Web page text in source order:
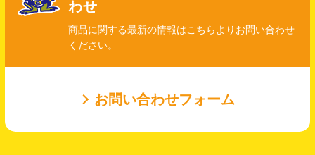
わせ
商品に関する最新の情報はこちらよりお問い合わせ
ください。
お問い合わせフォーム